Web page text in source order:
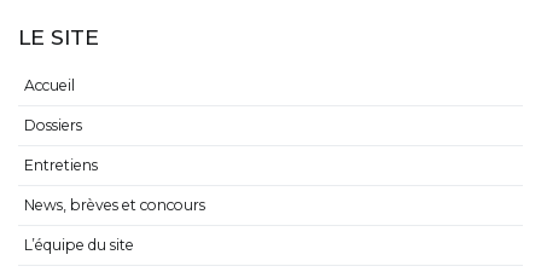
LE SITE
Accueil
Dossiers
Entretiens
News, brèves et concours
L’équipe du site